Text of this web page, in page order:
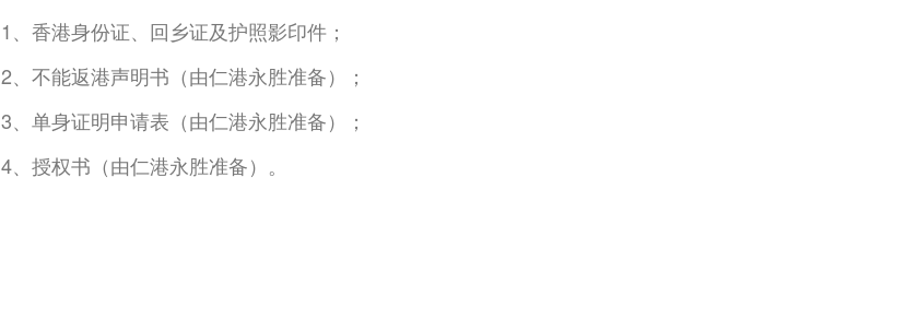
1、香港身份证、回乡证及护照影印件；
2、不能返港声明书（由仁港永胜准备）；
3、单身证明申请表（由仁港永胜准备）；
4、授权书（由仁港永胜准备）。